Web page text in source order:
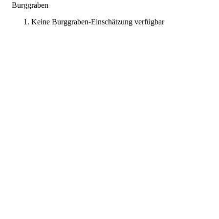
Burggraben
Keine Burggraben-Einschätzung verfügbar